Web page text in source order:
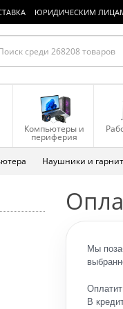
ЮРИДИЧЕСКИМ
Компьютеры и
периферия
Наушники и
Мы
В